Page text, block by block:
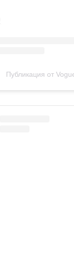
Публикация от